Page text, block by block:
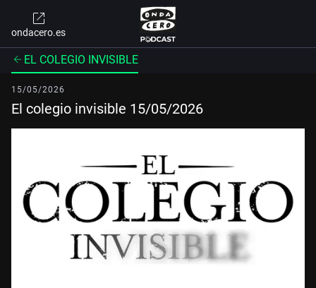
ondacero.es
EL COLEGIO INVISIBLE
15/05/2026
El colegio invisible 15/05/2026